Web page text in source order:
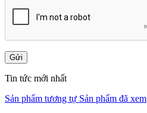
Gửi
Tin tức mới nhất
Sản phẩm tương tự Sản phẩm đã xem